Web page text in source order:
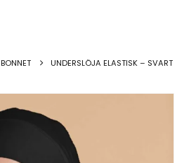
BONNET UNDERSLÖJA ELASTISK – SVART